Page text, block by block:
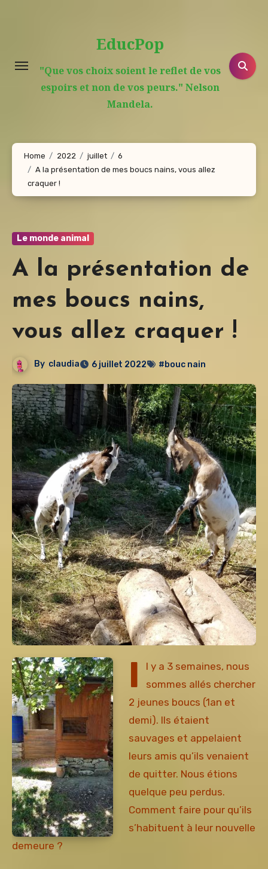
EducPop
"Que vos choix soient le reflet de vos
espoirs et non de vos peurs." Nelson
Mandela.
Home 2022 juillet
6
A la présentation de mes boucs nains, vous allez
craquer !
Le monde animal
A la présentation de
mes boucs nains,
vous allez craquer !
By claudia 6 juillet 2022 #bouc nain
I
l y a 3 semaines, nous
sommes allés chercher
2 jeunes boucs (1an et
demi). Ils étaient
sauvages et appelaient
leurs amis qu’ils venaient
de quitter. Nous étions
quelque peu perdus.
Comment faire pour qu’ils
s’habituent à leur nouvelle
demeure ?